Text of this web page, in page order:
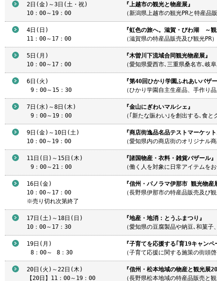
2日(金)～3日(土・祝)
10：00～19：00
『上越市の観光と物産展』
（新潟県上越市の観光PRと特産品
4日(日)
11：00～17：00
『虹色の旅へ。滋賀・びわ湖 ～
（滋賀県の特産品販売及び観光PR）
5日(月)
10：00～17：00
『木曽川下流域合同観光物産展』
（愛知県愛西市､三重県桑名市､岐
6日(火)
9 ：00～15：30
『第40回ひかり学園ふれあいバザ
（ひかり学園自主生産品、手作り
7日(水)～8日(木)
9 ：00～19：00
『金山にぎわいマルシェ』
（｢新たな賑わい｣を創出する､食と
9日(金)～10日(土)
10：00～19：00
『商店街逸品名品テストマーケッ
（愛知県内の商店街のオリジナル
11日(日)～15日(木)
9 ：00～21：00
『諸国物産・衣料・雑貨バザール』
（働く人を対象に日常アイテムを
16日(金)
10：00～17：00
※売り切れ次第終了
『信州・パノラマ伊那市 観光物産
（長野県伊那市の特産品販売及び
17日(土)～18日(日)
10：00～17：30
『地産・地消：とうふまつり』
（愛知県の豆腐製品や納豆､和菓
19日(月)
8 ：00～ 8：30
『子育てを応援する｢育19キャン
（子育て応援に関する施策の街頭
20日(火)～22日(木)
【20日】11：00～19：00
『信州・松本地域の物産と観光展
（長野県松本地域の特産品販売と